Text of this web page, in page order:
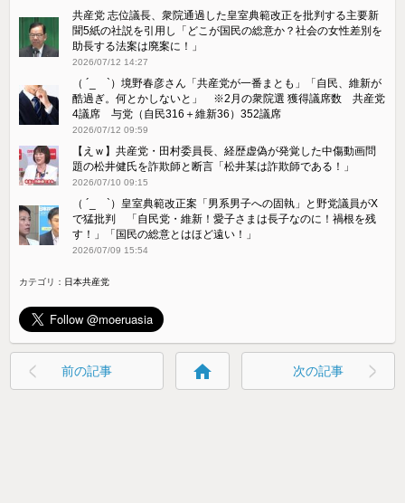
共産党 志位議長、衆院通過した皇室典範改正を批判する主要新
聞5紙の社説を引用し「どこが国民の総意か？社会の女性差別を
助長する法案は廃案に！」
2026/07/12 14:27
（ ´_ゝ`）境野春彦さん「共産党が一番まとも」「自民、維新が
酷過ぎ。何とかしないと」 ※2月の衆院選 獲得議席数 共産党
4議席 与党（自民316＋維新36）352議席
2026/07/12 09:59
【えｗ】共産党・田村委員長、経歴虚偽が発覚した中傷動画問
題の松井健氏を詐欺師と断言「松井某は詐欺師である！」
2026/07/10 09:15
（ ´_ゝ`）皇室典範改正案「男系男子への固執」と野党議員がX
で猛批判 「自民党・維新！愛子さまは長子なのに！禍根を残
す！」「国民の総意とはほど遠い！」
2026/07/09 15:54
カテゴリ： 日本共産党
前の記事 home 次の記事